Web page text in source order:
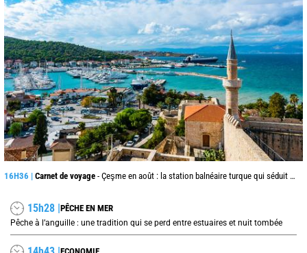
16H36 | Carnet de voyage - Çeşme en août : la station balnéaire turque qui séduit jusque de l’autre côté de la mer Égée
15h28 |PÊCHE EN MER
Pêche à l’anguille : une tradition qui se perd entre estuaires et nuit tombée